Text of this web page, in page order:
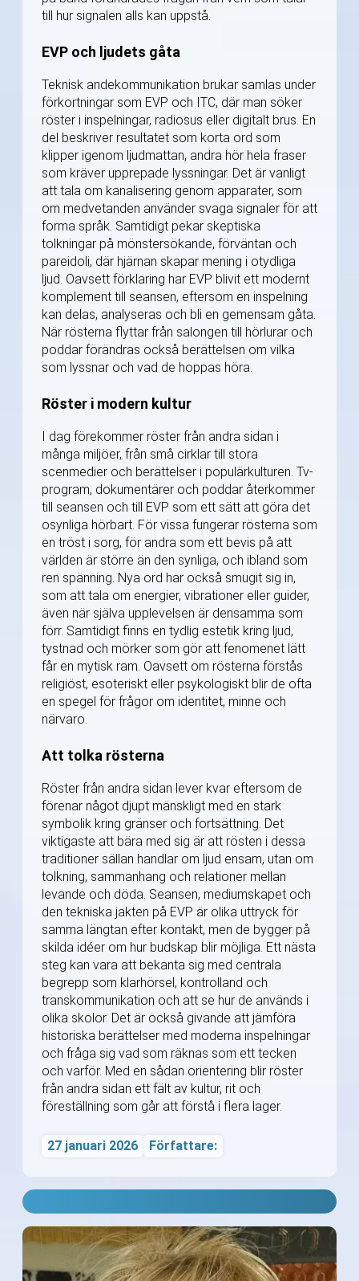
till hur signalen alls kan uppstå.
EVP och ljudets gåta
Teknisk andekommunikation brukar samlas under
förkortningar som EVP och ITC, där man söker
röster i inspelningar, radiosus eller digitalt brus. En
del beskriver resultatet som korta ord som
klipper igenom ljudmattan, andra hör hela fraser
som kräver upprepade lyssningar. Det är vanligt
att tala om kanalisering genom apparater, som
om medvetanden använder svaga signaler för att
forma språk. Samtidigt pekar skeptiska
tolkningar på mönstersökande, förväntan och
pareidoli, där hjärnan skapar mening i otydliga
ljud. Oavsett förklaring har EVP blivit ett modernt
komplement till seansen, eftersom en inspelning
kan delas, analyseras och bli en gemensam gåta.
När rösterna flyttar från salongen till hörlurar och
poddar förändras också berättelsen om vilka
som lyssnar och vad de hoppas höra.
Röster i modern kultur
I dag förekommer röster från andra sidan i
många miljöer, från små cirklar till stora
scenmedier och berättelser i populärkulturen. Tv-
program, dokumentärer och poddar återkommer
till seansen och till EVP som ett sätt att göra det
osynliga hörbart. För vissa fungerar rösterna som
en tröst i sorg, för andra som ett bevis på att
världen är större än den synliga, och ibland som
ren spänning. Nya ord har också smugit sig in,
som att tala om energier, vibrationer eller guider,
även när själva upplevelsen är densamma som
förr. Samtidigt finns en tydlig estetik kring ljud,
tystnad och mörker som gör att fenomenet lätt
får en mytisk ram. Oavsett om rösterna förstås
religiöst, esoteriskt eller psykologiskt blir de ofta
en spegel för frågor om identitet, minne och
närvaro.
Att tolka rösterna
Röster från andra sidan lever kvar eftersom de
förenar något djupt mänskligt med en stark
symbolik kring gränser och fortsättning. Det
viktigaste att bära med sig är att rösten i dessa
traditioner sällan handlar om ljud ensam, utan om
tolkning, sammanhang och relationer mellan
levande och döda. Seansen, mediumskapet och
den tekniska jakten på EVP är olika uttryck för
samma längtan efter kontakt, men de bygger på
skilda idéer om hur budskap blir möjliga. Ett nästa
steg kan vara att bekanta sig med centrala
begrepp som klarhörsel, kontrolland och
transkommunikation och att se hur de används i
olika skolor. Det är också givande att jämföra
historiska berättelser med moderna inspelningar
och fråga sig vad som räknas som ett tecken
och varför. Med en sådan orientering blir röster
från andra sidan ett fält av kultur, rit och
föreställning som går att förstå i flera lager.
27 januari 2026 Författare: